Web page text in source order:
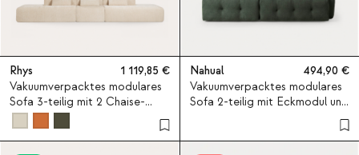
Rhys
1 119,85
Vakuumverpacktes modulares
Sofa 3-teilig mit 2 Chaise-
longue-Modulen und
Mittelmodul aus Stoff Rhys
Nahual
494,90
Vakuumverpacktes modulares
Sofa 2-teilig mit Eckmodul und
Mittelmodul aus Stoff Nahual